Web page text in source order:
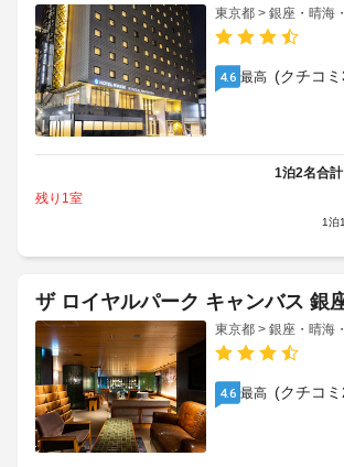
東京都 > 銀座・晴海
4.6 最高 (クチコ
1泊2名合計
残り1室
1泊
ザ ロイヤルパーク キャンバス 銀
東京都 > 銀座・晴海
4.6 最高 (クチコ